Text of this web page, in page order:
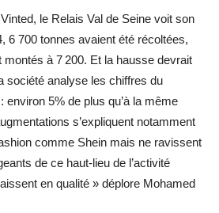
le Relais Val de Seine voit son
6 700 tonnes avaient été récoltées,
montés à 7 200. Et la hausse devrait
société analyse les chiffres du
environ 5% de plus qu’à la même
s’expliquent notamment
comme Shein mais ne ravissent
de ce haut-lieu de l’activité
en qualité » déplore Mohamed